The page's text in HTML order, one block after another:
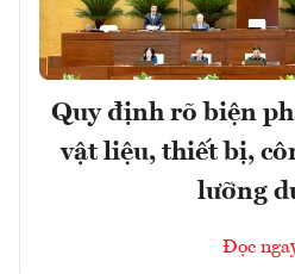
Quy định rõ biện
vật liệu, thiết bị,
lưỡng
Đọc